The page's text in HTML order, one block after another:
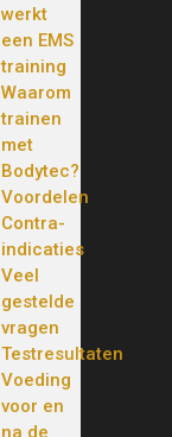
werkt
een EMS
training
Waarom
trainen
met
Bodytec?
Voordelen
Contra-
indicaties
Veel
gestelde
vragen
Testresultaten
Voeding
voor en
na de